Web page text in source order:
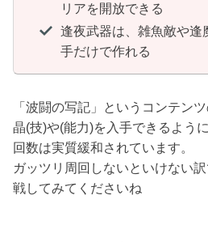
リアを開放できる
逢夜武器は、雑魚敵や逢
手だけで作れる
「波闘の写記」というコンテン
晶(技)や(能力)を入手できるよう
回数は実質緩和されています。
ガッツリ周回しないといけない
戦してみてくださいね